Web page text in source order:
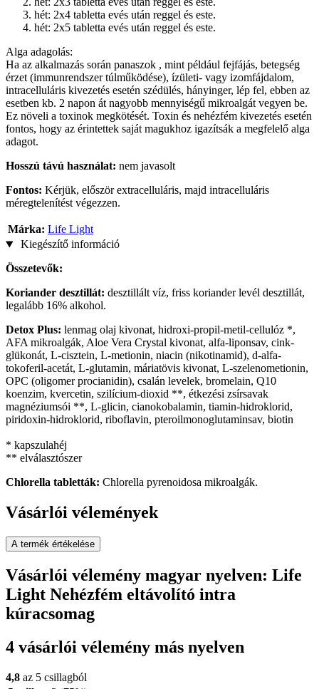
hét: 2x4 tabletta evés után reggel és este.
hét: 2x5 tabletta evés után reggel és este.
Alga adagolás:
Ha az alkalmazás során panaszok , mint például fejfájás, betegség
érzet (immunrendszer túlműködése), ízületi- vagy izomfájdalom,
intracelluláris kivezetés esetén szédülés, hányinger, lép fel, ebben az
esetben kb. 2 napon át nagyobb mennyiségű mikroalgát vegyen be.
Ez növeli a toxinok megkötését. Toxin és nehézfém kivezetés esetén
fontos, hogy az érintettek saját magukhoz igazítsák a megfelelő alga
adagot.
Hosszú távú használat: nem javasolt
Fontos: Kérjük, először extracelluláris, majd intracelluláris
méregtelenítést végezzen.
Márka: Life Light
Kiegészítő információ
Összetevők:
Koriander desztillát: desztillált víz, friss koriander levél desztillát,
legalább 16% alkohol.
Detox Plus: lenmag olaj kivonat, hidroxi-propil-metil-cellulóz *,
AFA mikroalgák, Aloe Vera Crystal kivonat, alfa-liponsav, cink-
glükonát, L-cisztein, L-metionin, niacin (nikotinamid), d-alfa-
tokoferil-acetát, L-glutamin, máriatövis kivonat, L-szelenometionin,
OPC (oligomer procianidin), csalán levelek, bromelain, Q10
koenzim, kvercetin, szilícium-dioxid **, étkezési zsírsavak
magnéziumsói **, L-glicin, cianokobalamin, tiamin-hidroklorid,
piridoxin-hidroklorid, riboflavin, pteroilmonoglutaminsav, biotin
* kapszulahéj
** elválasztószer
Chlorella tabletták: Chlorella pyrenoidosa mikroalgák.
Vásárlói vélemények
A termék értékelése
Vásárlói vélemény magyar nyelven: Life
Light Nehézfém eltávolító intra
kúracsomag
4 vásárlói vélemény más nyelven
4,8 az 5 csillagból